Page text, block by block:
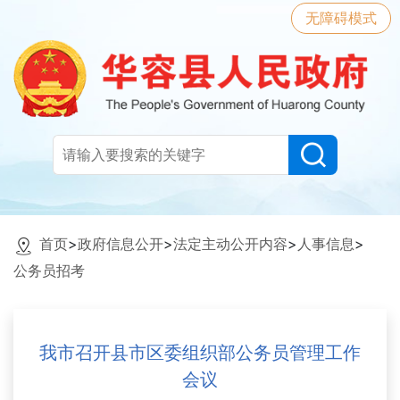
无障碍模式
首页>政府信息公开>法定主动公开内容> 人事信息>
公务员招考
我市召开县市区委组织部公务员管理工作
会议